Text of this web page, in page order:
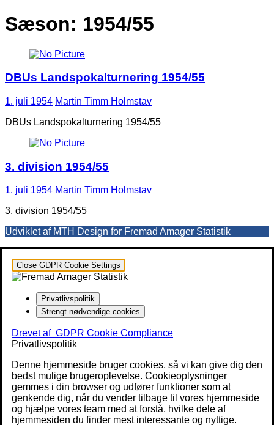
Sæson: 1954/55
DBUs Landspokalturnering 1954/55
1. juli 1954 Martin Timm Holmstav
DBUs Landspokalturnering 1954/55
3. division 1954/55
1. juli 1954 Martin Timm Holmstav
3. division 1954/55
Udviklet af MTH Design for Fremad Amager Statistik
Close GDPR Cookie Settings
Privatlivspolitik
Strengt nødvendige cookies
Drevet af GDPR Cookie Compliance
Privatlivspolitik
Denne hjemmeside bruger cookies, så vi kan give dig den
bedst mulige brugeroplevelse. Cookieoplysninger
gemmes i din browser og udfører funktioner som at
genkende dig, når du vender tilbage til vores hjemmeside
og hjælpe vores team med at forstå, hvilke dele af
hjemmesiden du finder mest interessante og nyttige.